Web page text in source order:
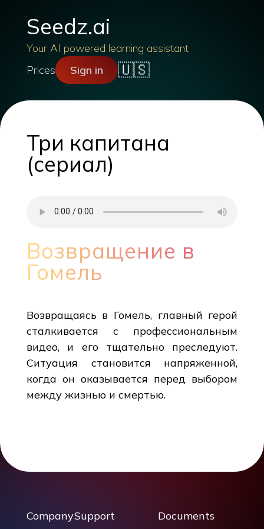
Seedz.ai
Your AI powered learning assistant
Prices
Sign in 🇺🇸
Три капитана
(сериал)
Возвращение в
Гомель
Возвращаясь в Гомель, главный герой
сталкивается с профессиональным
видео, и его тщательно преследуют.
Ситуация становится напряженной,
когда он оказывается перед выбором
между жизнью и смертью.
CompanySupport Documents